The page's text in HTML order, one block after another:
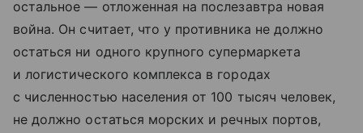
остальное — отложенная на послезавтра новая
война. Он считает, что у противника не должно
остаться ни одного крупного супермаркета
и логистического комплекса в городах
с численностью населения от 100 тысяч человек,
не должно остаться морских и речных портов,